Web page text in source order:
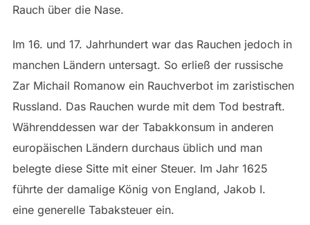
Rauch über die Nase.
Im 16. und 17. Jahrhundert war das Rauchen jedoch in
manchen Ländern untersagt. So erließ der russische
Zar Michail Romanow ein Rauchverbot im zaristischen
Russland. Das Rauchen wurde mit dem Tod bestraft.
Währenddessen war der Tabakkonsum in anderen
europäischen Ländern durchaus üblich und man
belegte diese Sitte mit einer Steuer. Im Jahr 1625
führte der damalige König von England, Jakob I.
eine generelle Tabaksteuer ein.